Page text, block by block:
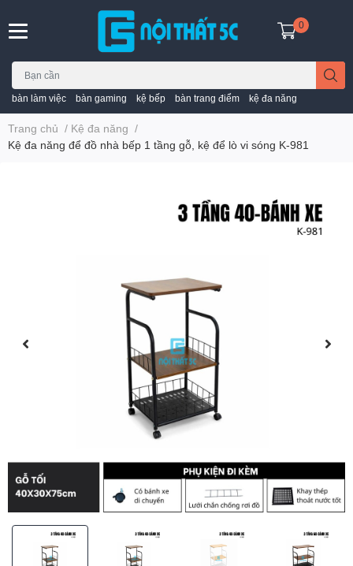
bàn làm việc bàn gaming kệ bếp bàn trang điểm kệ đa năng
0
Trang chủ / Kệ đa năng /
Kệ đa năng để đồ nhà bếp 1 tầng gỗ, kệ để lò vi sóng K-981